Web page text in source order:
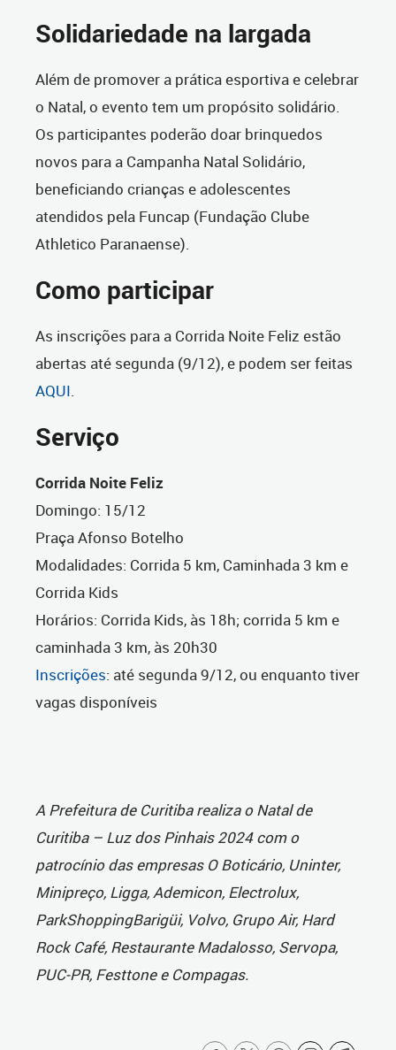
Solidariedade na largada
Além de promover a prática esportiva e celebrar
o Natal, o evento tem um propósito solidário.
Os participantes poderão doar brinquedos
novos para a Campanha Natal Solidário,
beneficiando crianças e adolescentes
atendidos pela Funcap (Fundação Clube
Athletico Paranaense).
Como participar
As inscrições para a Corrida Noite Feliz estão
abertas até segunda (9/12), e podem ser feitas
AQUI.
Serviço
Corrida Noite Feliz
Domingo: 15/12
Praça Afonso Botelho
Modalidades: Corrida 5 km, Caminhada 3 km e
Corrida Kids
Horários: Corrida Kids, às 18h; corrida 5 km e
caminhada 3 km, às 20h30
Inscrições: até segunda 9/12, ou enquanto tiver
vagas disponíveis
A Prefeitura de Curitiba realiza o Natal de
Curitiba – Luz dos Pinhais 2024 com o
patrocínio das empresas O Boticário, Uninter,
Minipreço, Ligga, Ademicon, Electrolux,
ParkShoppingBarigüi, Volvo, Grupo Air, Hard
Rock Café, Restaurante Madalosso, Servopa,
PUC-PR, Festtone e Compagas.